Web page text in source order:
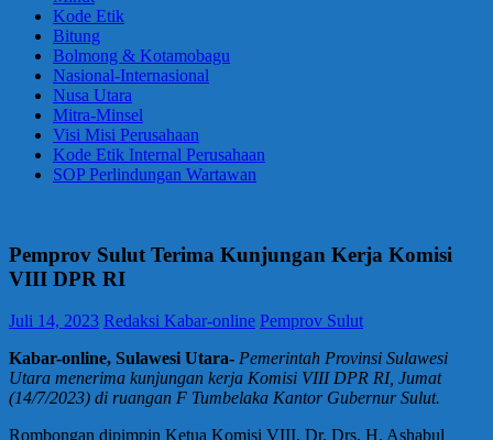
Kode Etik
Bitung
Bolmong & Kotamobagu
Nasional-Internasional
Nusa Utara
Mitra-Minsel
Visi Misi Perusahaan
Kode Etik Internal Perusahaan
SOP Perlindungan Wartawan
Pemprov Sulut Terima Kunjungan Kerja Komisi
VIII DPR RI
Juli 14, 2023 Redaksi Kabar-online Pemprov Sulut
Kabar-online, Sulawesi Utara- Pemerintah Provinsi Sulawesi
Utara menerima kunjungan kerja Komisi VIII DPR RI, Jumat
(14/7/2023) di ruangan F Tumbelaka Kantor Gubernur Sulut.
Rombongan dipimpin Ketua Komisi VIII, Dr. Drs. H. Ashabul